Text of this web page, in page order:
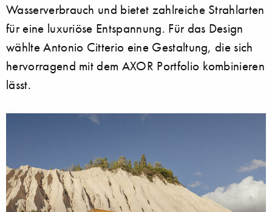
Wasserverbrauch und bietet zahlreiche Strahlarten
für eine luxuriöse Entspannung. Für das Design
wählte Antonio Citterio eine Gestaltung, die sich
hervorragend mit dem AXOR Portfolio kombinieren
lässt.